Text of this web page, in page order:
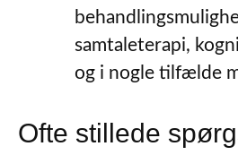
samtaleterapi,
og i nogle tilfælde
Ofte stillede